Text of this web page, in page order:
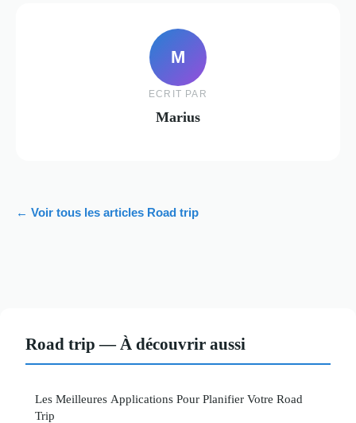
M
ECRIT PAR
Marius
← Voir tous les articles Road trip
Road trip — À découvrir aussi
Les Meilleures Applications Pour Planifier Votre Road
Trip